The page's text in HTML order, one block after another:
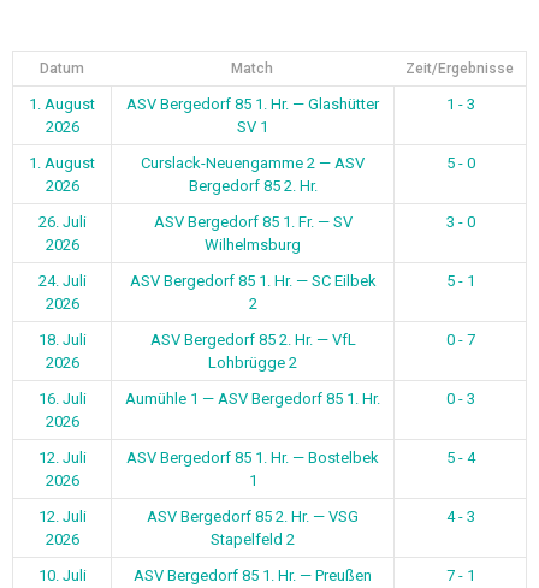
Datum Match Zeit/Ergebnisse
1. August
2026
ASV Bergedorf 85 1. Hr. — Glashütter
SV 1
1 - 3
1. August
2026
Curslack-Neuengamme 2 — ASV
Bergedorf 85 2. Hr.
5 - 0
26. Juli
2026
ASV Bergedorf 85 1. Fr. — SV
Wilhelmsburg
3 - 0
24. Juli
2026
ASV Bergedorf 85 1. Hr. — SC Eilbek
2
5 - 1
18. Juli
2026
ASV Bergedorf 85 2. Hr. — VfL
Lohbrügge 2
0 - 7
16. Juli
2026
Aumühle 1 — ASV Bergedorf 85 1. Hr. 0 - 3
12. Juli
2026
ASV Bergedorf 85 1. Hr. — Bostelbek
1
5 - 4
12. Juli
2026
ASV Bergedorf 85 2. Hr. — VSG
Stapelfeld 2
4 - 3
10. Juli
ASV Bergedorf 85 1. Hr. — Preußen
7 - 1